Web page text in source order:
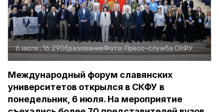
6 июля , 16:29ОбразованиеФото:Пресс-служба СКФУ
Международный форум славянских
университетов открылся в СКФУ в
понедельник, 6 июля. На мероприятие